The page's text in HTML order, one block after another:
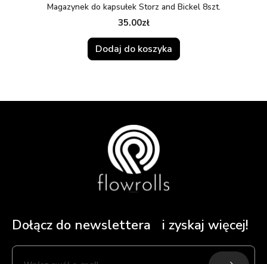
Magazynek do kapsułek Storz and Bickel 8szt.
35.00zł
Dodaj do koszyka
Dołącz do newslettera i zyskaj więcej!
Submit